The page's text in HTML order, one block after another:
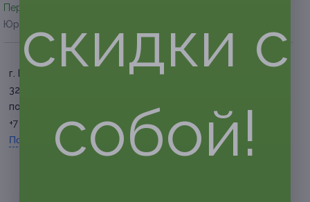
Перейти на сайт партнера
Юридическая информация о партнёре
г. Иваново, ул. 8 Марта, д.
32
по предварительной записи
+7 (4932) 58-57-57
Показать номер телефона
скидки с
собой!